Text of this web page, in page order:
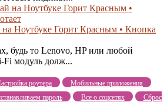
Ноутбуке Горит Красным • Кнопка
будь то Lenovo, HP или любой
Fi модуль долж...
роутера
Мобильные приложения
пароль Все о соцсетях
Сброс